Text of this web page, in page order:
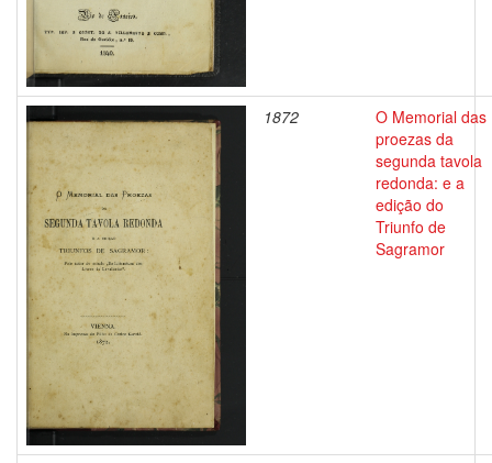
1872
O Memorial das
proezas da
segunda tavola
redonda: e a
edição do
Triunfo de
Sagramor